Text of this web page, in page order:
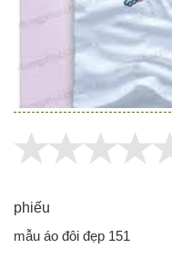
phiếu
mẫu áo đôi đẹp 151